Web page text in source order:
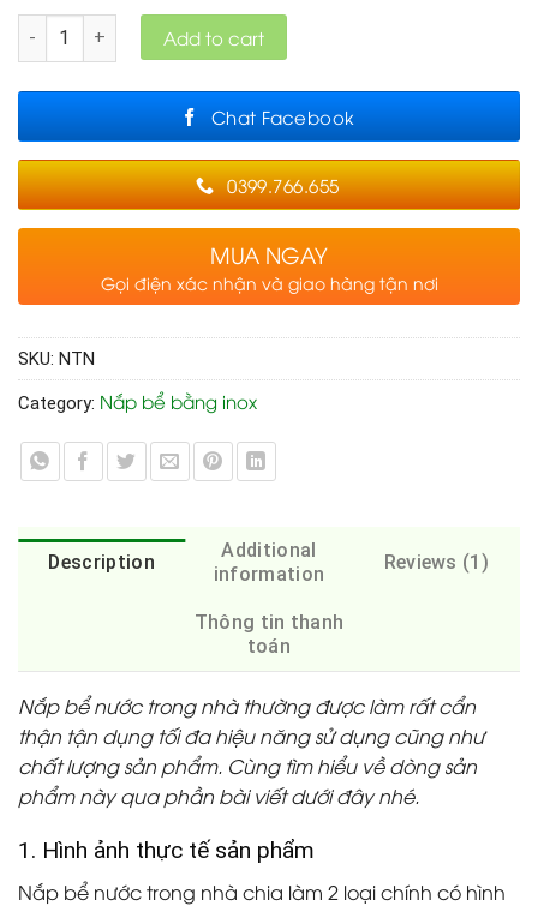
Quantity Add to cart
Chat Facebook
0399.766.655
MUA NGAY
Gọi điện xác nhận và giao hàng tận nơi
SKU: NTN
Category: Nắp bể bằng inox
Description
Additional
information
Reviews (1)
Thông tin thanh
toán
Nắp bể nước trong nhà thường được làm rất cẩn
thận tận dụng tối đa hiệu năng sử dụng cũng như
chất lượng sản phẩm. Cùng tìm hiểu về dòng sản
phẩm này qua phần bài viết dưới đây nhé.
1. Hình ảnh thực tế sản phẩm
Nắp bể nước trong nhà chia làm 2 loại chính có hình